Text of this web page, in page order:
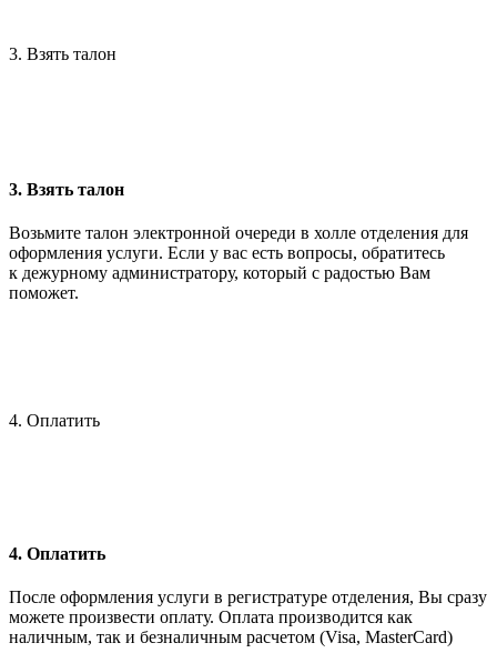
3. Взять талон
3. Взять талон
Возьмите талон электронной очереди в холле отделения для
оформления услуги. Если у вас есть вопросы, обратитесь
к дежурному администратору, который с радостью Вам
поможет.
4. Оплатить
4. Оплатить
После оформления услуги в регистратуре отделения, Вы сразу
можете произвести оплату. Оплата производится как
наличным, так и безналичным расчетом (Visa, MasterCard)